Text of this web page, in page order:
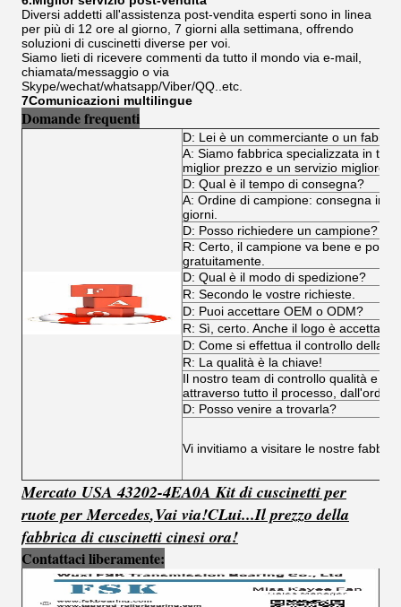
Diversi addetti all'assistenza post-vendita esperti sono in linea
per più di 12 ore al giorno, 7 giorni alla settimana, offrendo
soluzioni di cuscinetti diverse per voi.
Siamo lieti di ricevere commenti da tutto il mondo via e-mail,
chiamata/messaggio o via
Skype/wechat/whatsapp/Viber/QQ..etc.
7Comunicazioni multilingue
Domande frequenti
D: Lei è un commerciante o un
A: Siamo fabbrica specializzata in
miglior prezzo e un servizio migliore.
D: Qual è il tempo di consegna?
A: Ordine di campione: consegna
giorni.
D: Posso richiedere un campione?
R: Certo, il campione va bene e
gratuitamente.
D: Qual è il modo di spedizione?
R: Secondo le vostre richieste.
D: Puoi accettare OEM o ODM?
R: Sì, certo. Anche il logo è
D: Come si effettua il controllo della
R: La qualità è la chiave!
Il nostro team di controllo qualità e il
attraverso tutto il processo,
D: Posso venire a trovarla?
Vi invitiamo a visitare le nostre
Mercato USA 43202-4EA0A Kit di cuscinetti per
ruote per Mercedes,Vai via!CLui...Il prezzo della
fabbrica di cuscinetti cinesi ora!
Contattaci liberamente: